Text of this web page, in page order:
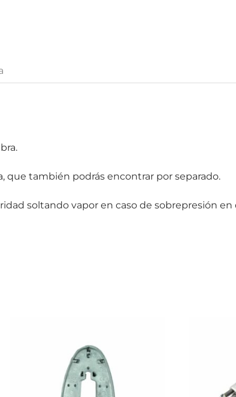
que también podrás encontrar por separado.
soltando vapor en caso de sobrepresión en